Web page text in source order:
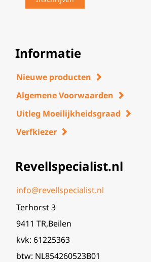
Informatie
Nieuwe producten
Algemene Voorwaarden
Uitleg Moeilijkheidsgraad
Verfkiezer
Revellspecialist.nl
info@revellspecialist.nl
Terhorst 3
9411 TR,Beilen
kvk: 61225363
btw: NL854260523B01